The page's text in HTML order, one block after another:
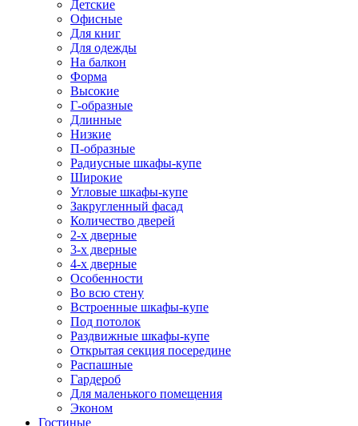
Детские
Офисные
Для книг
Для одежды
На балкон
Форма
Высокие
Г-образные
Длинные
Низкие
П-образные
Радиусные шкафы-купе
Широкие
Угловые шкафы-купе
Закругленный фасад
Количество дверей
2-х дверные
3-х дверные
4-х дверные
Особенности
Во всю стену
Встроенные шкафы-купе
Под потолок
Раздвижные шкафы-купе
Открытая секция посередине
Распашные
Гардероб
Для маленького помещения
Эконом
Гостиные